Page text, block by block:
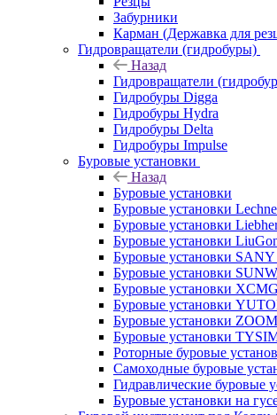
Забурники
Карман (Державка для
Гидровращатели (гидробуры)
Назад
Гидровращатели
Гидробуры Digga
Гидробуры Hydra
Гидробуры Delta
Гидробуры Impulse
Буровые установки
Назад
Буровые установки
Буровые установки
Буровые установки
Буровые установки
Буровые установки SANY
Буровые установки
Буровые установки XCMG
Буровые установки
Буровые установки
Буровые установки
Роторные буровые
Самоходные буровые
Гидравлические буровые
Буровые установки на